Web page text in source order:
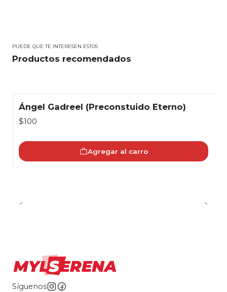
PUEDE QUE TE INTERESEN ESTOS
Productos recomendados
Ángel Gadreel (Preconstuido Eterno)
$100
Agregar al carro
Síguenos